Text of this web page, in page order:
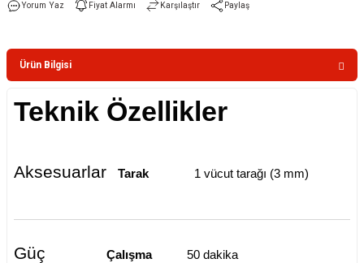
Yorum Yaz Fiyat Alarmı Karşılaştır Paylaş
Ürün Bilgisi
Teknik Özellikler
Aksesuarlar Tarak 1 vücut tarağı (3 mm)
Güç
Çalışma
50 dakika